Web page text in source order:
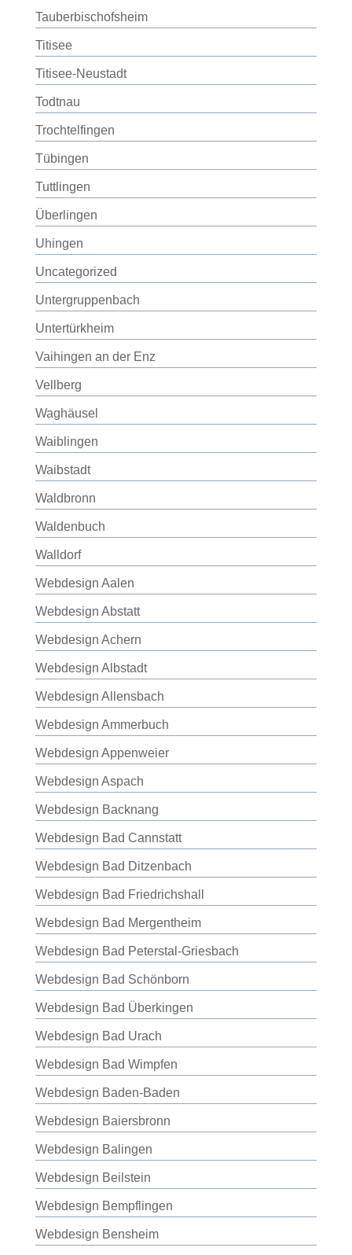
Tauberbischofsheim
Titisee
Titisee-Neustadt
Todtnau
Trochtelfingen
Tübingen
Tuttlingen
Überlingen
Uhingen
Uncategorized
Untergruppenbach
Untertürkheim
Vaihingen an der Enz
Vellberg
Waghäusel
Waiblingen
Waibstadt
Waldbronn
Waldenbuch
Walldorf
Webdesign Aalen
Webdesign Abstatt
Webdesign Achern
Webdesign Albstadt
Webdesign Allensbach
Webdesign Ammerbuch
Webdesign Appenweier
Webdesign Aspach
Webdesign Backnang
Webdesign Bad Cannstatt
Webdesign Bad Ditzenbach
Webdesign Bad Friedrichshall
Webdesign Bad Mergentheim
Webdesign Bad Peterstal-Griesbach
Webdesign Bad Schönborn
Webdesign Bad Überkingen
Webdesign Bad Urach
Webdesign Bad Wimpfen
Webdesign Baden-Baden
Webdesign Baiersbronn
Webdesign Balingen
Webdesign Beilstein
Webdesign Bempflingen
Webdesign Bensheim